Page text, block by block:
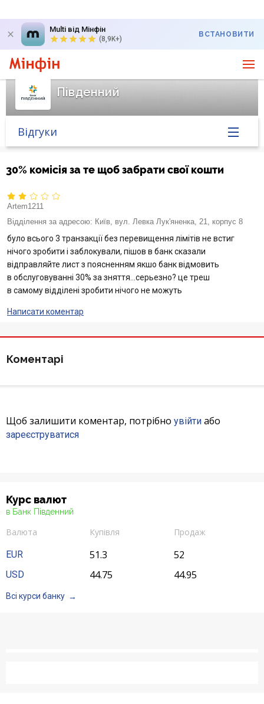
Multi від Мінфін
(8,9K+)
ВСТАНОВИТИ
Південний
Банк у новинах
Курс валют у банку
Питання банку
Відгуки
Відгуки
Депозити
Депозити юр. осіб
Відділення і банкомати
Счета для бизнеса
30% комісія за те щоб забрати свої кошти
Artem1211
Відділення за адресою: Київ, вул. Левка Лук'яненка, 21, корпус 8
було всього 3 транзакції без перевищення лімітів не встиг
нічого зробити і заблокували, пішов в банк сказали
відправляйте лист з поясненням якшо банк відмовить
в обслуговуванні 30% за зняття…серьезно? це треш
в самому відділені зробити нічого не можуть
Написати коментар
Коментарі
Щоб залишити коментар, потрібно увійти або
зареєструватися
Курс валют
в Банк Південний
Валюта Купівля
Продаж
EUR
51.3 52
USD 44.75 44.95
Всі курси банку